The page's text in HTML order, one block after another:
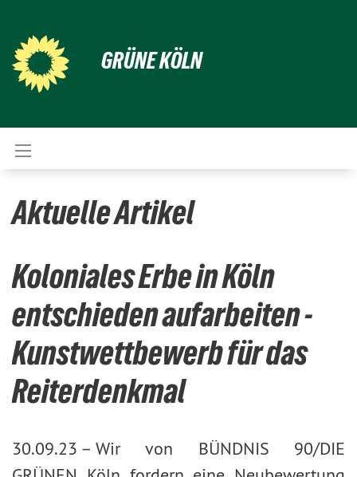
GRÜNE KÖLN
Aktuelle Artikel
Koloniales Erbe in Köln
entschieden aufarbeiten -
Kunstwettbewerb für das
Reiterdenkmal
30.09.23 – Wir von BÜNDNIS 90/DIE